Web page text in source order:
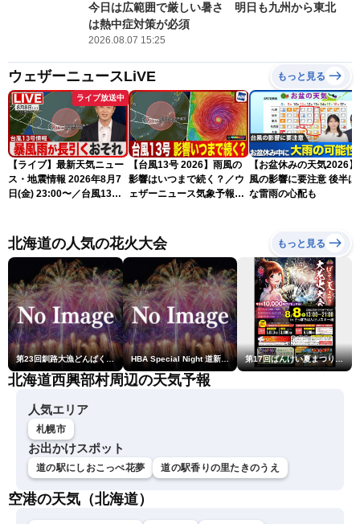
今日は広範囲で厳しい暑さ 明日も九州から東北
は熱中症対策が必須
2026.08.07 15:25
ウェザーニュースLiVE もっと見る
ライブ放送中
【ライブ】最新天気ニュー
ス・地震情報 2026年8月7
日(金) 23:00〜／台風13号
【台風13号 2026】雨風の
影響はいつまで続く？／ウ
ェザーニュース気象予報士
【お盆休みの天気2026
風の影響に要注意 後半は
な雷雨の心配も
北海道の人気の花火大会 もっと見る
第23回釧路大漁どんぱく花火大会 ～道新・光と音のファンタジー～ HBA Special Night 道新・秋華火（はなび） 第17回ばんけい夏まつり大花火大会
北海道西興部村周辺の天気予報
人気エリア
札幌市
お出かけスポット
道の駅にしおこっぺ花夢 道の駅香りの里たきのうえ
空港の天気（北海道）